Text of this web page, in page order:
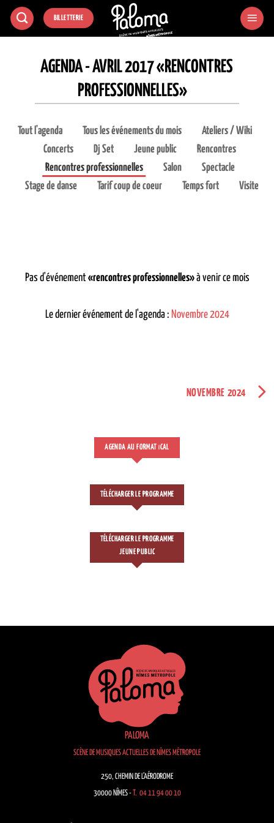
Passer
BILLETTERIE
AGENDA - AVRIL 2017 «RENCONTRES
PROFESSIONNELLES»
Tout l'agenda Tous les événements du mois
Ateliers / Wiki
Concerts
Dj Set Jeune public
Rencontres
Rencontres professionnelles
Salon
Spectacle
Stage de danse
Tarif coup de coeur Temps fort Visite
Pas d'événement«rencontres professionnelles»à venir ce mois
Le dernier événement de l'agenda : Novembre 2024
NOVEMBRE 2024
AGENDA AU FORMAT CAL
TÉLÉCHARGER LE PROGRAMME
TÉLÉCHARGER LE PROGRAMME
JEUNE PUBLIC
PALOMA
SCÈNE DE MUSIQUES ACTUELLES DE NÎMES MÉTROPOLE
250, CHEMIN DE L’AÉRODROME
30000 NÎMES - T. 04 11 94 00 10